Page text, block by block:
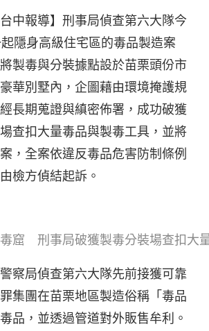
台中報導】刑事局偵查第六大隊今
起隱身高級住宅區的毒品製造案
製毒與分裝據點設於苗栗頭份市
華別墅內，企圖藉由環境掩護規
長期蒐證與縝密佈署，成功破獲
查扣大量毒品與製毒工具，並將
，全案依違反毒品危害防制條例
檢方偵結起訴。
窟 刑事局破獲製毒分裝場查扣大
察局偵查第六大隊先前接獲可靠
集團在苗栗地區製造俗稱「毒品
品，並透過管道對外販售牟利。